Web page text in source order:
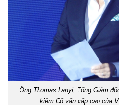
Ông Thomas Lanyi, Tổng Giám
kiêm Cố vấn cấp cao của